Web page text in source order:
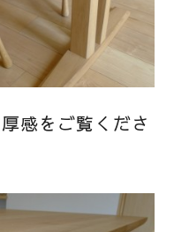
感をご覧くださ